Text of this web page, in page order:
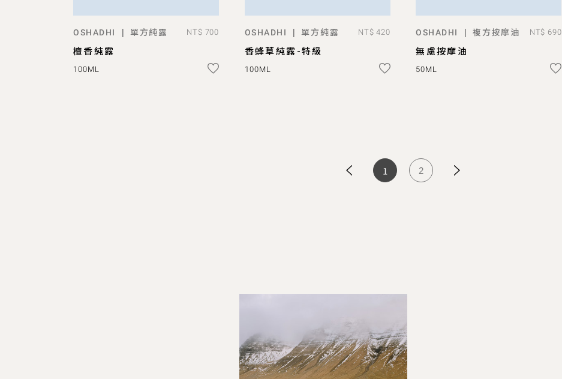
預購
OSHADHI | 單方純露 NT$ 700
檀香純露
100ML
ADD TO BAG
OSHADHI | 單方純露 NT$ 420
香蜂草純露-特級
100ML
ADD TO BAG
OSHADHI | 複方按摩油 NT$ 690
無慮按摩油
50ML
1 2